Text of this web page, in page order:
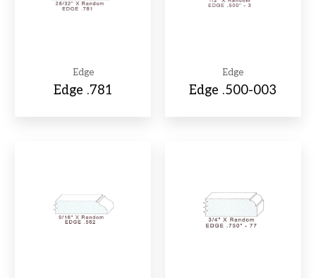
Edge
Edge .781
Edge
Edge .500-003